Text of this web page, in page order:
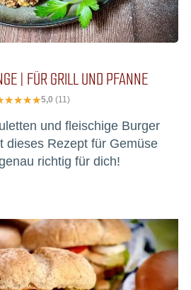
| FÜR GRILL UND PFANNE
5,0 (11)
und fleischige Burger
dieses Rezept für Gemüse
richtig für dich!